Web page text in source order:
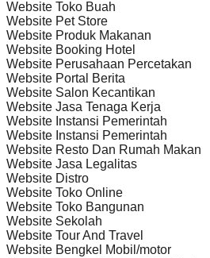
Website Toko Buah
Website Pet Store
Website Produk Makanan
Website Booking Hotel
Website Perusahaan Percetakan
Website Portal Berita
Website Salon Kecantikan
Website Jasa Tenaga Kerja
Website Instansi Pemerintah
Website Instansi Pemerintah
Website Resto Dan Rumah Makan
Website Jasa Legalitas
Website Distro
Website Toko Online
Website Toko Bangunan
Website Sekolah
Website Tour And Travel
Website Bengkel Mobil/motor